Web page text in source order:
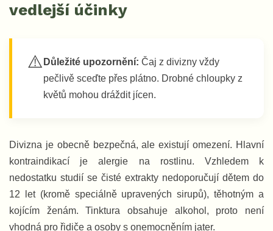
vedlejší účinky
⚠️ Důležité upozornění: Čaj z divizny vždy
pečlivě sceďte přes plátno. Drobné chloupky z
květů mohou dráždit jícen.
Divizna je obecně bezpečná, ale existují omezení. Hlavní
kontraindikací je alergie na rostlinu. Vzhledem k
nedostatku studií se čisté extrakty nedoporučují dětem do
12 let (kromě speciálně upravených sirupů), těhotným a
kojícím ženám. Tinktura obsahuje alkohol, proto není
vhodná pro řidiče a osoby s onemocněním jater.